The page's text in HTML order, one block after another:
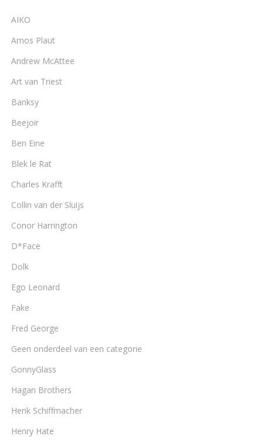
AIKO
Amos Plaut
Andrew McAttee
Art van Triest
Banksy
Beejoir
Ben Eine
Blek le Rat
Charles Krafft
Collin van der Sluijs
Conor Harrington
D*Face
Dolk
Ego Leonard
Fake
Fred George
Geen onderdeel van een categorie
GonnyGlass
Hagan Brothers
Henk Schiffmacher
Henry Hate